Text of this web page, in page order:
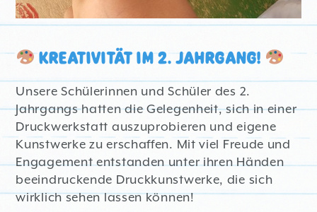
KREATIVITÄT IM 2. JAHRGANG!
Unsere Schülerinnen und Schüler des 2.
Jahrgangs hatten die Gelegenheit, sich in einer
Druckwerkstatt auszuprobieren und eigene
Kunstwerke zu erschaffen. Mit viel Freude und
Engagement entstanden unter ihren Händen
beeindruckende Druckkunstwerke, die sich
wirklich sehen lassen können!